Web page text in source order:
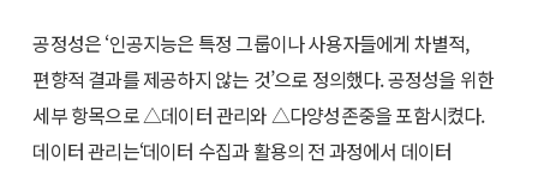
공정성은 ‘인공지능은 특정 그룹이나 사용자들에게 차별적,
편향적 결과를 제공하지 않는 것’으로 정의했다. 공정성을 위한
세부 항목으로 △데이터 관리와 △다양성존중을 포함시켰다.
데이터 관리는‘데이터 수집과 활용의 전 과정에서 데이터